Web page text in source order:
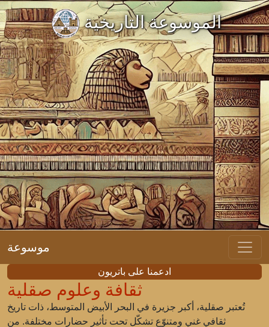
الموسوعة التاريخية
موسوعة
ادعمنا على باتريون
ثقافة وعلوم صقلية
تُعتبر صقلية، أكبر جزيرة في البحر الأبيض المتوسط، ذات تاريخ
ثقافي غني ومتنوّع تشكّل تحت تأثير حضارات مختلفة. من